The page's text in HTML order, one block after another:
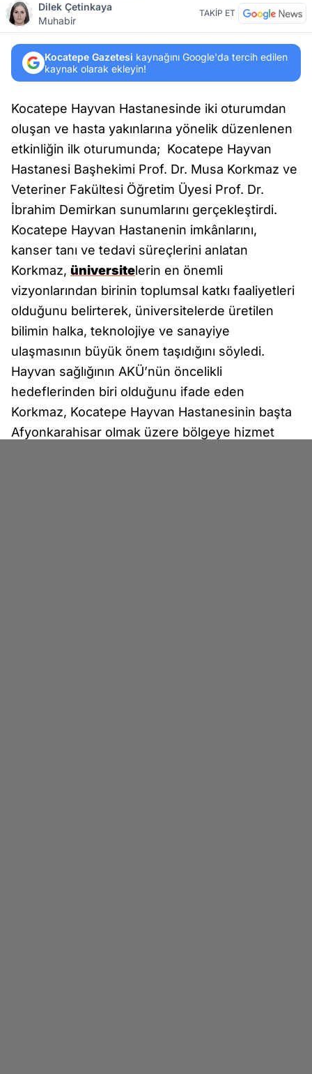
Dilek Çetinkaya
Muhabir
TAKİP ET
Kocatepe Gazetesi kaynağını Google'da tercih edilen
kaynak olarak ekleyin!
Kocatepe Hayvan Hastanesinde iki oturumdan
oluşan ve hasta yakınlarına yönelik düzenlenen
etkinliğin ilk oturumunda; Kocatepe Hayvan
Hastanesi Başhekimi Prof. Dr. Musa Korkmaz ve
Veteriner Fakültesi Öğretim Üyesi Prof. Dr.
İbrahim Demirkan sunumlarını gerçekleştirdi.
Kocatepe Hayvan Hastanenin imkânlarını,
kanser tanı ve tedavi süreçlerini anlatan
Korkmaz, üniversitelerin en önemli
vizyonlarından birinin toplumsal katkı faaliyetleri
olduğunu belirterek, üniversitelerde üretilen
bilimin halka, teknolojiye ve sanayiye
ulaşmasının büyük önem taşıdığını söyledi.
Hayvan sağlığının AKÜ’nün öncelikli
hedeflerinden biri olduğunu ifade eden
Korkmaz, Kocatepe Hayvan Hastanesinin başta
Afyonkarahisar olmak üzere bölgeye hizmet